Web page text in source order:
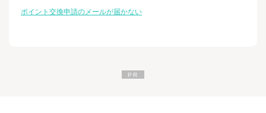
ポイント交換申請のメールが届かない